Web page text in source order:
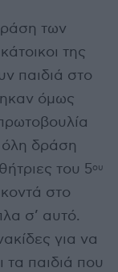
των
της
παιδιά στο
όμως
όλη δράση
του 5ου
στο
σ’ αυτό.
για να
τα παιδιά που